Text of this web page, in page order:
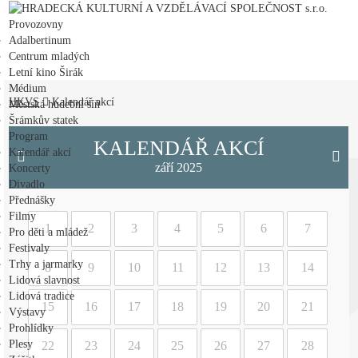
Provozovny
Adalbertinum
Centrum mladých
Letní kino Širák
Médium
Městská hudební síň
Šrámkův statek
Program
Kalendář akcí
Koncerty
Divadlo
Přednášky
Filmy
Pro děti a mládež
Festivaly
Trhy a jarmarky
Lidová slavnost
Lidová tradice
Výstavy
Prohlídky
Plesy
HKVS Kalendář akcí
KALENDÁŘ AKCÍ
září 2025
1 2 3 4 5 6 7
8 9 10 11 12 13 14
15 16 17 18 19 20 21
22 23 24 25 26 27 28